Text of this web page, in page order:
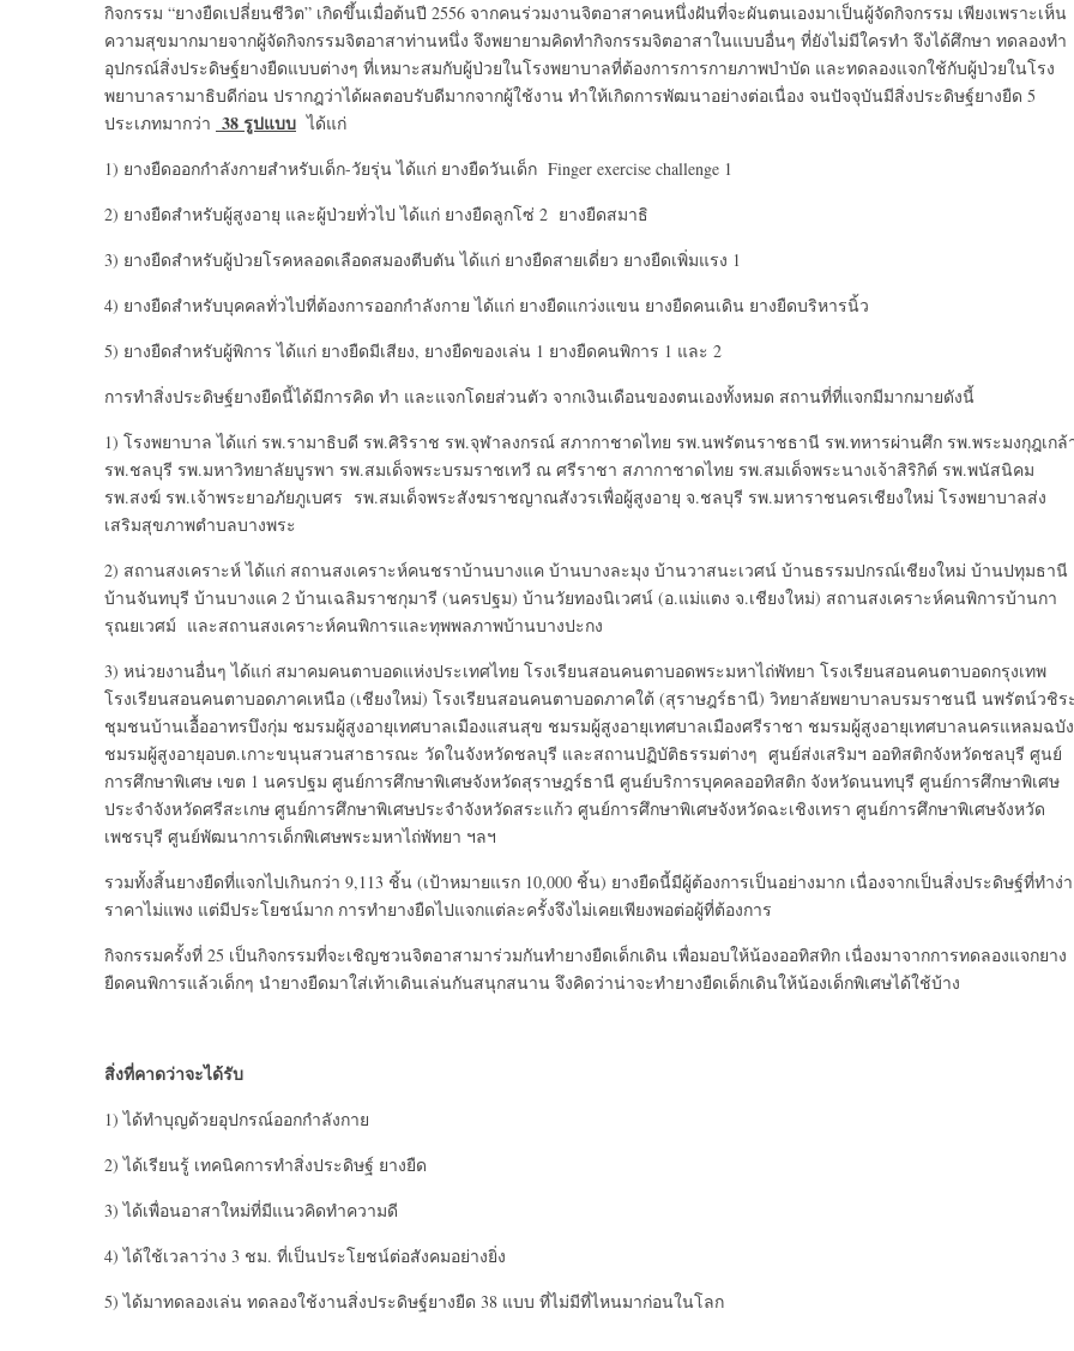
กิจกรรม “ยางยืดเปลี่ยนชีวิต” เกิดขึ้นเมื่อต้นปี 2556 จากคนร่วมงานจิตอาสาคนหนึ่งฝันที่จะผันตนเองมาเป็นผู้จัดกิจกรรม เพียงเพราะเห็น
ความสุขมากมายจากผู้จัดกิจกรรมจิตอาสาท่านหนึ่ง จึงพยายามคิดทำกิจกรรมจิตอาสาในแบบอื่นๆ ที่ยังไม่มีใครทำ จึงได้ศึกษา ทดลองทำ
อุปกรณ์สิ่งประดิษฐ์ยางยืดแบบต่างๆ ที่เหมาะสมกับผู้ป่วยในโรงพยาบาลที่ต้องการการกายภาพบำบัด และทดลองแจกใช้กับผู้ป่วยในโรง
พยาบาลรามาธิบดีก่อน ปรากฎว่าได้ผลตอบรับดีมากจากผู้ใช้งาน ทำให้เกิดการพัฒนาอย่างต่อเนื่อง จนปัจจุบันมีสิ่งประดิษฐ์ยางยืด 5
ประเภทมากว่า 38 รูปแบบ ได้แก่
1) ยางยืดออกกำลังกายสำหรับเด็ก-วัยรุ่น ได้แก่ ยางยืดวันเด็ก Finger exercise challenge 1
2) ยางยืดสำหรับผู้สูงอายุ และผู้ป่วยทั่วไป ได้แก่ ยางยืดลูกโซ่ 2 ยางยืดสมาธิ
3) ยางยืดสำหรับผู้ป่วยโรคหลอดเลือดสมองตีบตัน ได้แก่ ยางยืดสายเดี่ยว ยางยืดเพิ่มแรง 1
4) ยางยืดสำหรับบุคคลทั่วไปที่ต้องการออกกำลังกาย ได้แก่ ยางยืดแกว่งแขน ยางยืดคนเดิน ยางยืดบริหารนิ้ว
5) ยางยืดสำหรับผู้พิการ ได้แก่ ยางยืดมีเสียง, ยางยืดของเล่น 1 ยางยืดคนพิการ 1 และ 2
การทำสิ่งประดิษฐ์ยางยืดนี้ได้มีการคิด ทำ และแจกโดยส่วนตัว จากเงินเดือนของตนเองทั้งหมด สถานที่ที่แจกมีมากมายดังนี้
1) โรงพยาบาล ได้แก่ รพ.รามาธิบดี รพ.ศิริราช รพ.จุฬาลงกรณ์ สภากาชาดไทย รพ.นพรัตนราชธานี รพ.ทหารผ่านศึก รพ.พระมงกุฎเกล้
รพ.ชลบุรี รพ.มหาวิทยาลัยบูรพา รพ.สมเด็จพระบรมราชเทวี ณ ศรีราชา สภากาชาดไทย รพ.สมเด็จพระนางเจ้าสิริกิต์ รพ.พนัสนิคม
รพ.สงฆ์ รพ.เจ้าพระยาอภัยภูเบศร รพ.สมเด็จพระสังฆราชญาณสังวรเพื่อผู้สูงอายุ จ.ชลบุรี รพ.มหาราชนครเชียงใหม่ โรงพยาบาลส่ง
เสริมสุขภาพตำบลบางพระ
2) สถานสงเคราะห์ ได้แก่ สถานสงเคราะห์คนชราบ้านบางแค บ้านบางละมุง บ้านวาสนะเวศน์ บ้านธรรมปกรณ์เชียงใหม่ บ้านปทุมธานี
บ้านจันทบุรี บ้านบางแค 2 บ้านเฉลิมราชกุมารี (นครปฐม) บ้านวัยทองนิเวศน์ (อ.แม่แตง จ.เชียงใหม่) สถานสงเคราะห์คนพิการบ้านกา
รุณยเวศม์ และสถานสงเคราะห์คนพิการและทุพพลภาพบ้านบางปะกง
3) หน่วยงานอื่นๆ ได้แก่ สมาคมคนตาบอดแห่งประเทศไทย โรงเรียนสอนคนตาบอดพระมหาไถ่พัทยา โรงเรียนสอนคนตาบอดกรุงเทพ
โรงเรียนสอนคนตาบอดภาคเหนือ (เชียงใหม่) โรงเรียนสอนคนตาบอดภาคใต้ (สุราษฎร์ธานี) วิทยาลัยพยาบาลบรมราชนนี นพรัตน์วชิร
ชุมชนบ้านเอื้ออาทรบึงกุ่ม ชมรมผู้สูงอายุเทศบาลเมืองแสนสุข ชมรมผู้สูงอายุเทศบาลเมืองศรีราชา ชมรมผู้สูงอายุเทศบาลนครแหลมฉบัง
ชมรมผู้สูงอายุอบต.เกาะขนุนสวนสาธารณะ วัดในจังหวัดชลบุรี และสถานปฏิบัติธรรมต่างๆ ศูนย์ส่งเสริมฯ ออทิสติกจังหวัดชลบุรี ศูนย์
การศึกษาพิเศษ เขต 1 นครปฐม ศูนย์การศึกษาพิเศษจังหวัดสุราษฎร์ธานี ศูนย์บริการบุคคลออทิสติก จังหวัดนนทบุรี ศูนย์การศึกษาพิเศษ
ประจำจังหวัดศรีสะเกษ ศูนย์การศึกษาพิเศษประจำจังหวัดสระแก้ว ศูนย์การศึกษาพิเศษจังหวัดฉะเชิงเทรา ศูนย์การศึกษาพิเศษจังหวัด
เพชรบุรี ศูนย์พัฒนาการเด็กพิเศษพระมหาไถ่พัทยา ฯลฯ
รวมทั้งสิ้นยางยืดที่แจกไปเกินกว่า 9,113 ชิ้น (เป้าหมายแรก 10,000 ชิ้น) ยางยืดนี้มีผู้ต้องการเป็นอย่างมาก เนื่องจากเป็นสิ่งประดิษฐ์ที่ทำง่
ราคาไม่แพง แต่มีประโยชน์มาก การทำยางยืดไปแจกแต่ละครั้งจึงไม่เคยเพียงพอต่อผู้ที่ต้องการ
กิจกรรมครั้งที่ 25 เป็นกิจกรรมที่จะเชิญชวนจิตอาสามาร่วมกันทำยางยืดเด็กเดิน เพื่อมอบให้น้องออทิสทิก เนื่องมาจากการทดลองแจกยาง
ยืดคนพิการแล้วเด็กๆ นำยางยืดมาใส่เท้าเดินเล่นกันสนุกสนาน จึงคิดว่าน่าจะทำยางยืดเด็กเดินให้น้องเด็กพิเศษได้ใช้บ้าง
สิ่งที่คาดว่าจะได้รับ
1) ได้ทำบุญด้วยอุปกรณ์ออกกำลังกาย
2) ได้เรียนรู้ เทคนิคการทำสิ่งประดิษฐ์ ยางยืด
3) ได้เพื่อนอาสาใหม่ที่มีแนวคิดทำความดี
4) ได้ใช้เวลาว่าง 3 ชม. ที่เป็นประโยชน์ต่อสังคมอย่างยิ่ง
5) ได้มาทดลองเล่น ทดลองใช้งานสิ่งประดิษฐ์ยางยืด 38 แบบ ที่ไม่มีที่ไหนมาก่อนในโลก